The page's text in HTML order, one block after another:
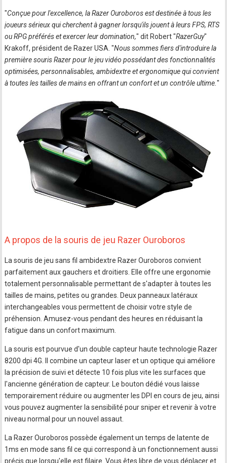
"Conçue pour l'excellence, la Razer Ouroboros est destinée à tous les
joueurs sérieux qui cherchent à gagner lorsqu'ils jouent à leurs FPS, RTS
ou RPG préférés et exercer leur domination," dit Robert "RazerGuy"
Krakoff, président de Razer USA. "Nous sommes fiers d'introduire la
première souris Razer pour le jeu vidéo possédant des fonctionnalités
optimisées, personnalisables, ambidextre et ergonomique qui convient
à toutes les tailles de mains en offrant un confort et un contrôle ultime."
A propos de la souris de jeu Razer Ouroboros
La souris de jeu sans fil ambidextre Razer Ouroboros convient
parfaitement aux gauchers et droitiers. Elle offre une ergonomie
totalement personnalisable permettant de s'adapter à toutes les
tailles de mains, petites ou grandes. Deux panneaux latéraux
interchangeables vous permettent de choisir votre style de
préhension. Amusez-vous pendant des heures en réduisant la
fatigue dans un confort maximum.
La souris est pourvue d'un double capteur haute technologie Razer
8200 dpi 4G. Il combine un capteur laser et un optique qui améliore
la précision de suivi et détecte 10 fois plus vite les surfaces que
l'ancienne génération de capteur. Le bouton dédié vous laisse
temporairement réduire ou augmenter les DPI en cours de jeu, ainsi
vous pouvez augmenter la sensibilité pour sniper et revenir à votre
niveau normal pour un nouvel assaut.
La Razer Ouroboros possède également un temps de latente de
1ms en mode sans fil ce qui correspond à un fonctionnement aussi
précis que lorsqu'elle est filaire. Vous êtes libre de vous déplacer et